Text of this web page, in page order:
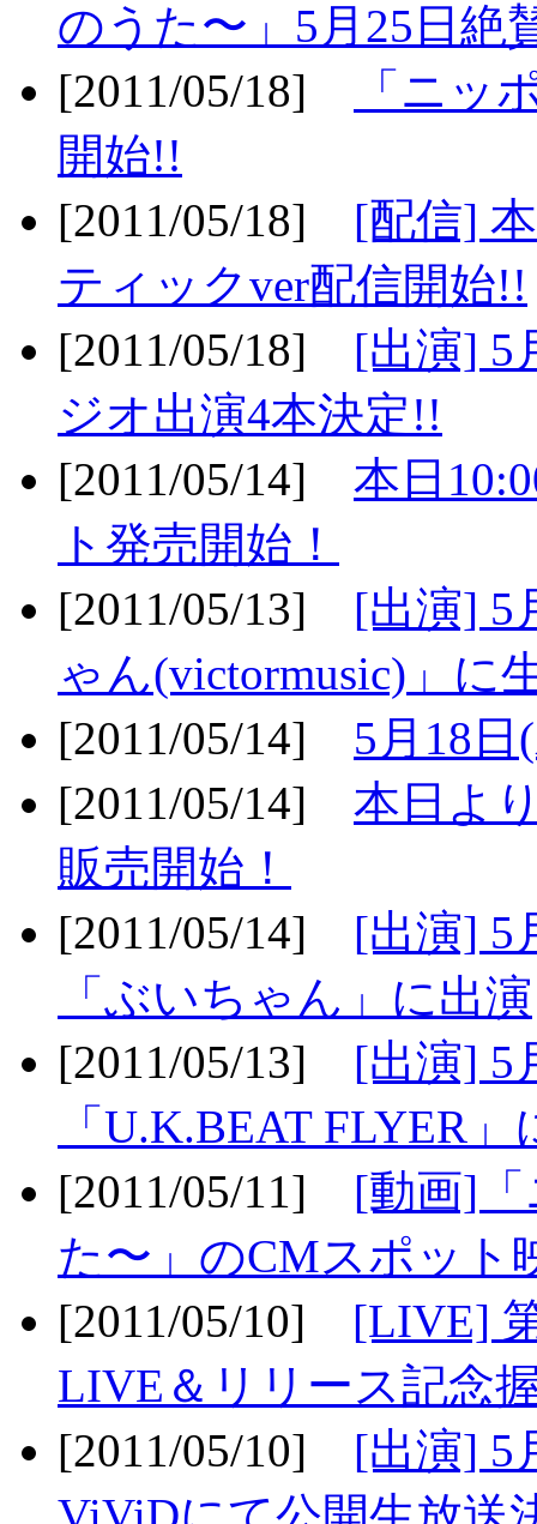
のうた〜」5月25日絶
[2011/05/18]
「ニッ
開始!!
[2011/05/18] [配信]
ティックver配信開始!!
[2011/05/18] [出演] 5
ジオ出演4本決定!!
[2011/05/14] 本日
ト発売開始！
[2011/05/13] [出演] 5
ゃん(victormusic)」に
[2011/05/14] 5月18
[2011/05/14] 本日よ
販売開始！
[2011/05/14] [出演] 5
「ぶいちゃん」に出演
[2011/05/13] [出演] 5
「U.K.BEAT FLYER
[2011/05/11] [動画]
た〜」のCMスポット
[2011/05/10] [LIVE]
LIVE＆リリース記念
[2011/05/10] [出演] 5